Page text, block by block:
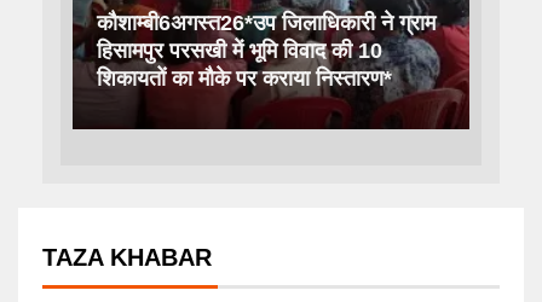
कौशाम्बी6अगस्त26*उप जिलाधिकारी ने ग्राम
हिसामपुर परसखी में भूमि विवाद की 10
शिकायतों का मौके पर कराया निस्तारण*
TAZA KHABAR